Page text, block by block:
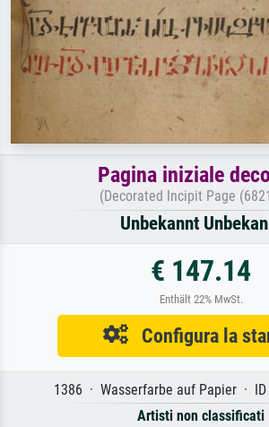
Pagina iniziale
(Decorated Incipit Page
Unbekannt
€ 147.14
Enthält 22% MwSt.
Configura la
1386 · Wasserfarbe auf Papier · ID
Artisti non classificati